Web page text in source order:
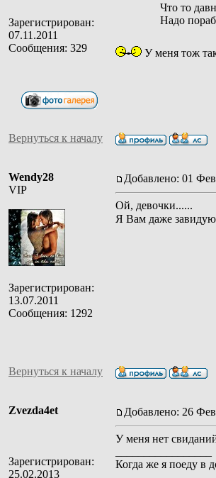
Зарегистрирован:
07.11.2011
Сообщения: 329
Что то
Надо
У меня тож
Вернуться к началу
Wendy28
VIP
Зарегистрирован:
13.07.2011
Сообщения: 1292
Добавлено: 01
Ой, девочки......
Я Вам даже
Вернуться к началу
Zvezda4et
Зарегистрирован:
25.02.2013
Добавлено: 26
У меня нет
Когда же я поеду в